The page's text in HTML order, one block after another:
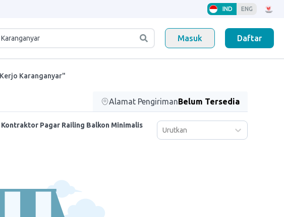
IND ENG
Masuk Daftar
Karanganyar"
Alamat PengirimanBelum Tersedia
Kontraktor Pagar Railing Balkon Minimalis
Urutkan